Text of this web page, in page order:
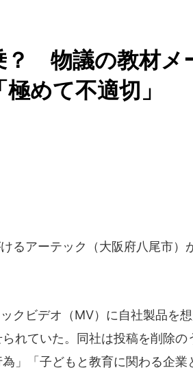
？ 物議の教材メ
めて不適切」
るアーテック（大阪府八尾市）
クビデオ（MV）に自社製品を
れていた。同社は投稿を削除の
」「子どもと教育に関わる企業